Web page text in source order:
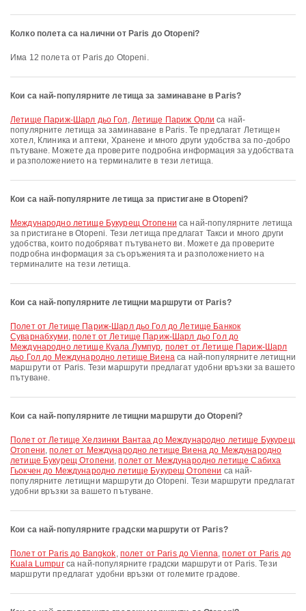
Колко полета са налични от Paris до Otopeni?
Има 12 полета от Paris до Otopeni.
Кои са най-популярните летища за заминаване в Paris?
Летище Париж-Шарл дьо Гол, Летище Париж Орли са най-
популярните летища за заминаване в Paris. Те предлагат Летищен
хотел, Клиника и аптеки, Хранене и много други удобства за по-добро
пътуване. Можете да проверите подробна информация за удобствата
и разположението на терминалите в тези летища.
Кои са най-популярните летища за пристигане в Otopeni?
Международно летище Букурещ Отопени са най-популярните летища
за пристигане в Otopeni. Тези летища предлагат Такси и много други
удобства, които подобряват пътуването ви. Можете да проверите
подробна информация за съоръженията и разположението на
терминалите на тези летища.
Кои са най-популярните летищни маршрути от Paris?
полет от Летище Париж-Шарл дьо Гол до Летище Банкок
Суварнабхуми, полет от Летище Париж-Шарл дьо Гол до
Международно летище Куала Лумпур, полет от Летище Париж-Шарл
дьо Гол до Международно летище Виена са най-популярните летищни
маршрути от Paris. Тези маршрути предлагат удобни връзки за вашето
пътуване.
Кои са най-популярните летищни маршрути до Otopeni?
полет от Летище Хелзинки Вантаа до Международно летище Букурещ
Отопени,полет от Международно летище Виена до Международно
летище Букурещ Отопени,полет от Международно летище Сабиха
Гьокчен до Международно летище Букурещ Отопени са най-
популярните летищни маршрути до Otopeni. Тези маршрути предлагат
удобни връзки за вашето пътуване.
Кои са най-популярните градски маршрути от Paris?
полет от Paris до Bangkok, полет от Paris до Vienna,полет от Paris до
Kuala Lumpurса най-популярните градски маршрути от Paris. Тези
маршрути предлагат удобни връзки от големите градове.